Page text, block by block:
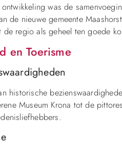
was de
de nieuwe gemeente
regio als geheel ten goede
en Toerisme
historische
Museum Krona tot de